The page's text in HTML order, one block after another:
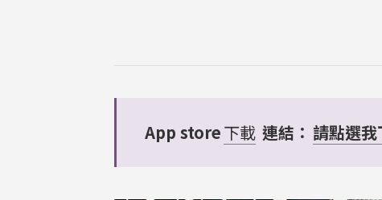
App store下載 連結： 請點選